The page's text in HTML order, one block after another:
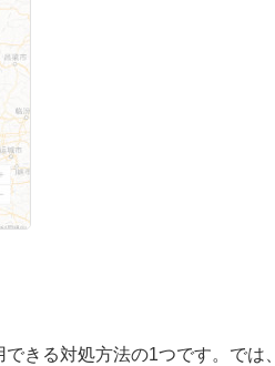
きる対処方法の1つです。では、